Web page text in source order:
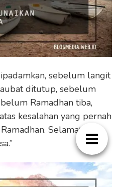
sebelum langit
ditutup, sebelum
Ramadhan tiba,
kesalahan yang pernah
Selamat